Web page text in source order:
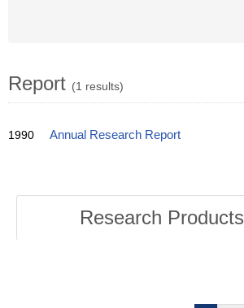
Report (1 results)
1990 Annual Research Report
Research Products